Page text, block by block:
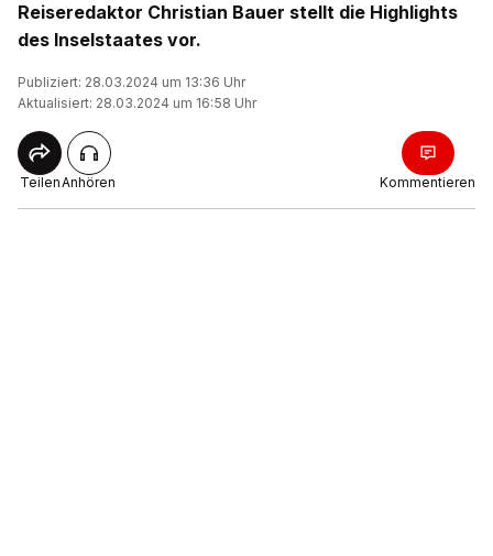
Reiseredaktor Christian Bauer stellt die Highlights
des Inselstaates vor.
Publiziert: 28.03.2024 um 13:36 Uhr
Aktualisiert: 28.03.2024 um 16:58 Uhr
TeilenAnhören Kommentieren